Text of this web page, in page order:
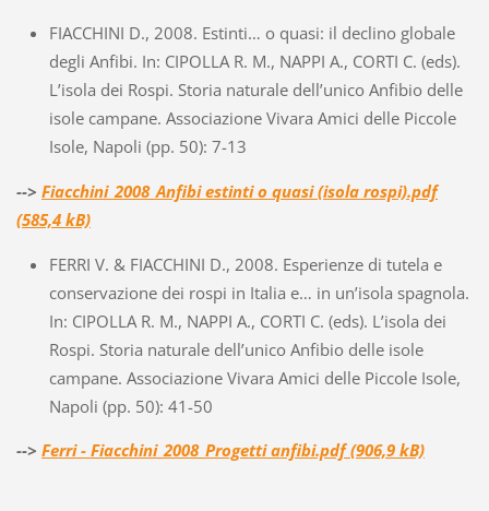
FIACCHINI D., 2008. Estinti… o quasi: il declino globale
degli Anfibi. In: CIPOLLA R. M., NAPPI A., CORTI C. (eds).
L’isola dei Rospi. Storia naturale dell’unico Anfibio delle
isole campane. Associazione Vivara Amici delle Piccole
Isole, Napoli (pp. 50): 7-13
--> Fiacchini_2008_Anfibi estinti o quasi (isola rospi).pdf
(585,4 kB)
FERRI V. & FIACCHINI D., 2008. Esperienze di tutela e
conservazione dei rospi in Italia e… in un’isola spagnola.
In: CIPOLLA R. M., NAPPI A., CORTI C. (eds). L’isola dei
Rospi. Storia naturale dell’unico Anfibio delle isole
campane. Associazione Vivara Amici delle Piccole Isole,
Napoli (pp. 50): 41-50
--> Ferri - Fiacchini_2008_Progetti anfibi.pdf (906,9 kB)